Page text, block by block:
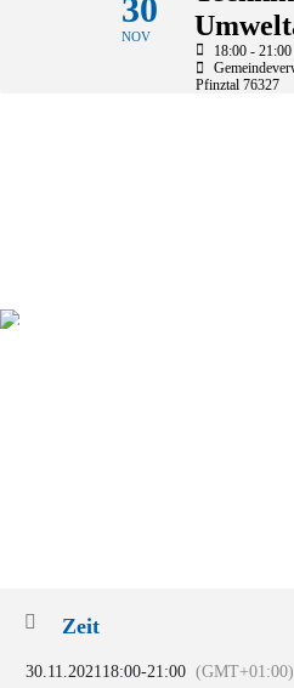
30
NOV
18:00 - 21:00
Pfinztal 76327
Zeit
30.11.2021 18:00-21:00 (GMT+01:00)